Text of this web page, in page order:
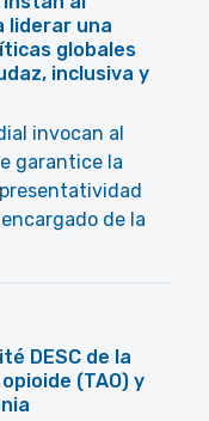
liderar una
globales
inclusiva y
invocan al
garantice la
de la
DESC de la
(TAO) y